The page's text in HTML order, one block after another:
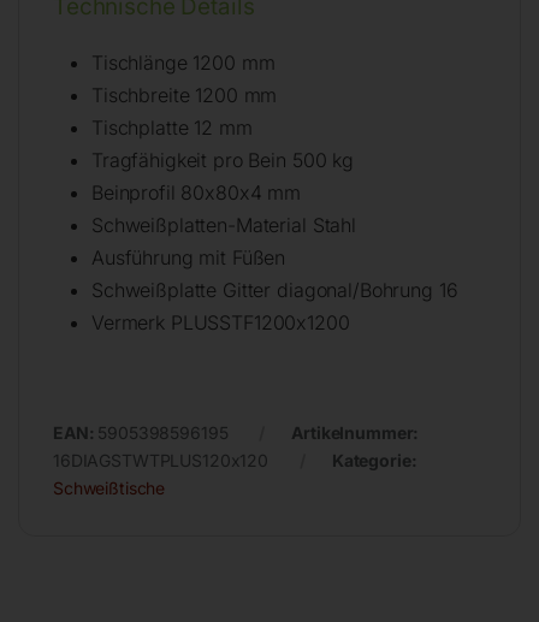
Technische Details
Tischlänge 1200 mm
Tischbreite 1200 mm
Tischplatte 12 mm
Tragfähigkeit pro Bein 500 kg
Beinprofil 80x80x4 mm
Schweißplatten-Material Stahl
Ausführung mit Füßen
Schweißplatte Gitter diagonal/Bohrung 16
Vermerk PLUSSTF1200x1200
EAN: 5905398596195
Artikelnummer:
16DIAGSTWTPLUS120x120
Kategorie:
Schweißtische